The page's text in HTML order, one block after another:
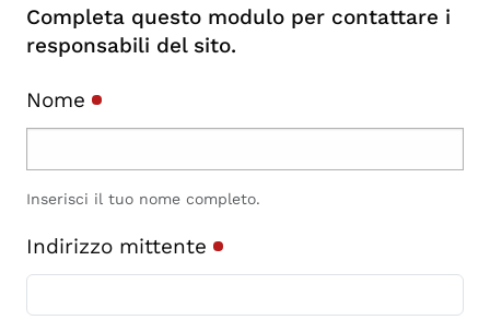
Completa questo modulo per contattare i
responsabili del sito.
Nome
Inserisci il tuo nome completo.
Indirizzo mittente